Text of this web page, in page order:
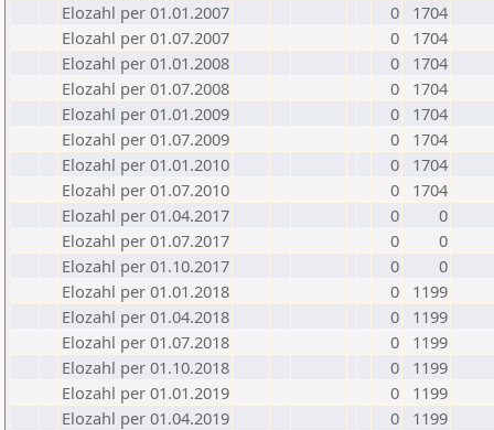
Elozahl per 01.01.2007
0
1704
Elozahl per 01.07.2007
0
1704
Elozahl per 01.01.2008
0
1704
Elozahl per 01.07.2008
0
1704
Elozahl per 01.01.2009
0
1704
Elozahl per 01.07.2009
0
1704
Elozahl per 01.01.2010
0
1704
Elozahl per 01.07.2010
0
1704
Elozahl per 01.04.2017
0
0
Elozahl per 01.07.2017
0
0
Elozahl per 01.10.2017
0
0
Elozahl per 01.01.2018
0
1199
Elozahl per 01.04.2018
0
1199
Elozahl per 01.07.2018
0
1199
Elozahl per 01.10.2018
0
1199
Elozahl per 01.01.2019
0
1199
Elozahl per 01.04.2019
0
1199